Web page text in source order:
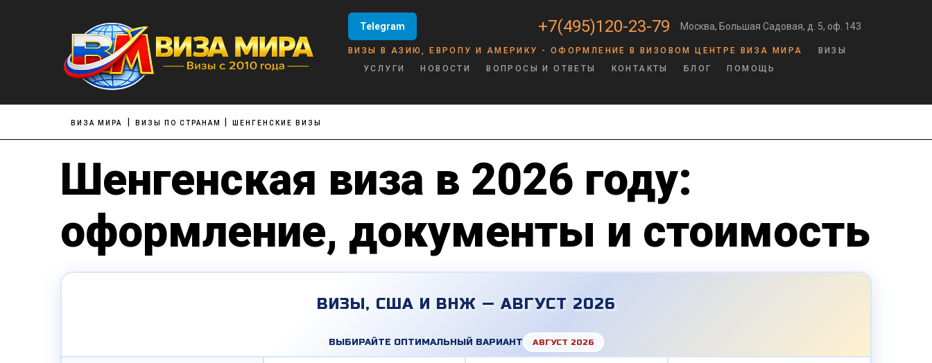
Москва, Большая Садовая, д. 5, оф. 143
+7(495)120-23-79
Telegram
ВИЗЫ В АЗИЮ, ЕВРОПУ И АМЕРИКУ - ОФОРМЛЕНИЕ В ВИЗОВОМ ЦЕНТРЕ ВИЗА МИРА
ВИЗЫ
УСЛУГИ
НОВОСТИ ВОПРОСЫ И ОТВЕТЫ КОНТАКТЫ БЛОГ ПОМОЩЬ
ВИЗА МИРА ВИЗЫ ПО СТРАНАМ ШЕНГЕНСКИЕ ВИЗЫ
Шенгенская виза в 2026 году:
оформление, документы и стоимость
ВИЗЫ, США И ВНЖ — АВГУСТ 2026
ВЫБИРАЙТЕ ОПТИМАЛЬНЫЙ ВАРИАНТ АВГУСТ 2026